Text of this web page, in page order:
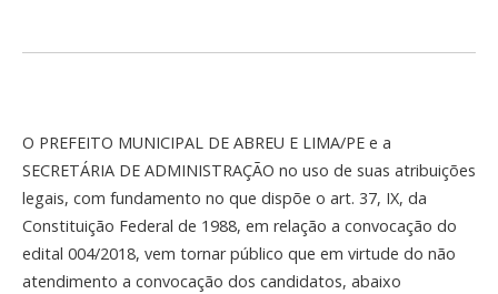
O PREFEITO MUNICIPAL DE ABREU E LIMA/PE e a
SECRETÁRIA DE ADMINISTRAÇÃO no uso de suas atribuições
legais, com fundamento no que dispõe o art. 37, IX, da
Constituição Federal de 1988, em relação a convocação do
edital 004/2018, vem tornar público que em virtude do não
atendimento a convocação dos candidatos, abaixo